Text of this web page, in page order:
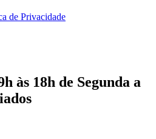
de Privacidade
às 18h de Segunda a